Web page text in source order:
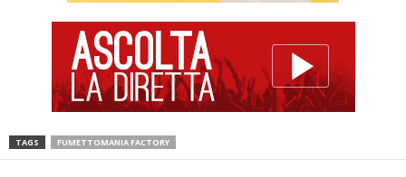
TAGS FUMETTOMANIA FACTORY